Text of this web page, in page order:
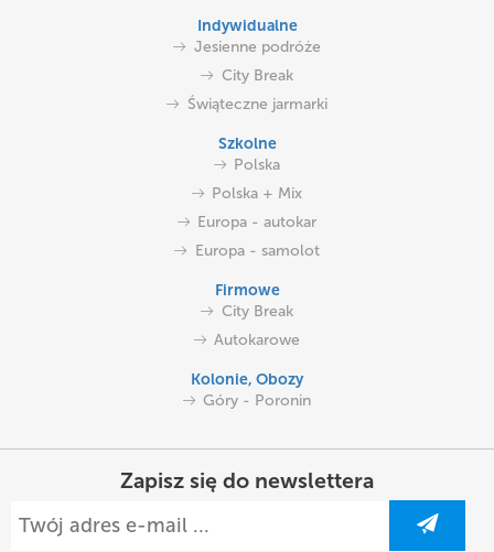
Indywidualne
Jesienne podróże
City Break
Świąteczne jarmarki
Szkolne
Polska
Polska + Mix
Europa - autokar
Europa - samolot
Firmowe
City Break
Autokarowe
Kolonie, Obozy
Góry - Poronin
Zapisz się do newslettera